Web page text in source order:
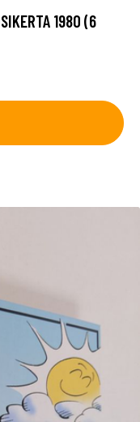
1980 (6